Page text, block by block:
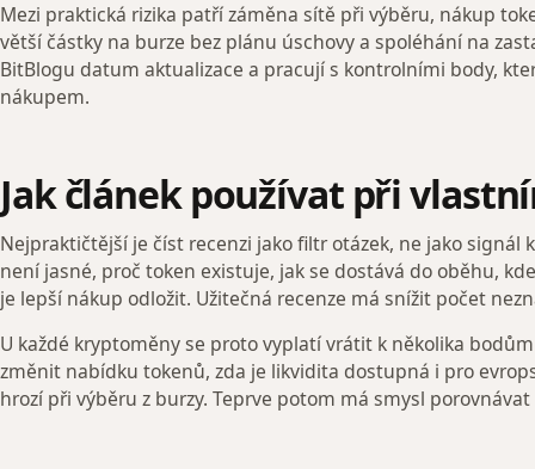
Mezi praktická rizika patří záměna sítě při výběru, nákup
větší částky na burze bez plánu úschovy a spoléhání na
BitBlogu datum aktualizace a pracují s kontrolními body,
nákupem.
Jak článek používat při
Nejpraktičtější je číst recenzi jako filtr otázek, ne jako signál
není jasné, proč token existuje, jak se dostává do oběhu,
je lepší nákup odložit. Užitečná recenze má snížit počet
U každé kryptoměny se proto vyplatí vrátit k několika
změnit nabídku tokenů, zda je likvidita dostupná i pro
hrozí při výběru z burzy. Teprve potom má smysl